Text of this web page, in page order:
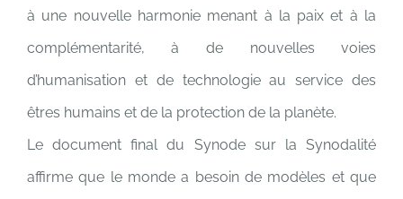
à une nouvelle harmonie menant à la paix et à la
complémentarité, à de nouvelles voies
d’humanisation et de technologie au service des
êtres humains et de la protection de la planète.
Le document final du Synode sur la Synodalité
affirme que le monde a besoin de modèles et que